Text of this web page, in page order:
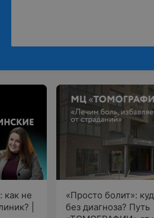
канала;
средств в триггерные
(с инъекцией в поверхностные
болевого синдрома
как не
|
«Просто болит»:
без диагноза? Путь